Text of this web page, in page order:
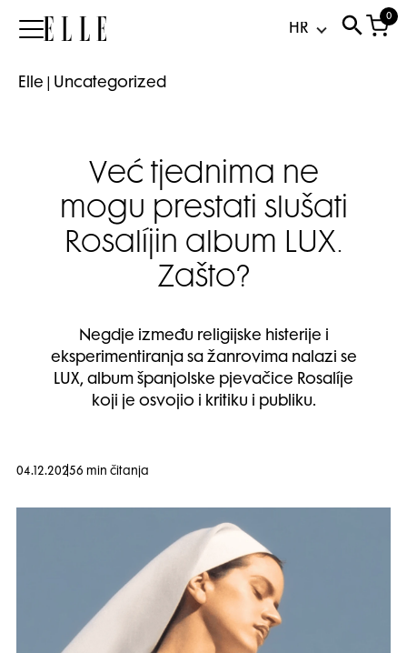
Elle
0
Elle Uncategorized
Već tjednima ne
mogu prestati slušati
Rosalíjin album LUX.
Zašto?
Negdje između religijske histerije i
eksperimentiranja sa žanrovima nalazi se
LUX, album španjolske pjevačice Rosalíje
koji je osvojio i kritiku i publiku.
04.12.20256 min čitanja